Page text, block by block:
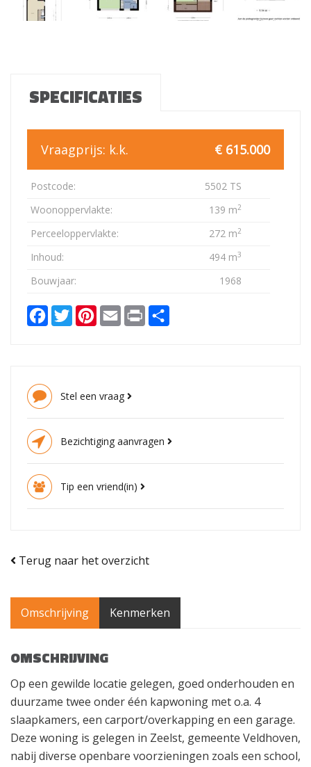
SPECIFICATIES
Vraagprijs: € 615.000
k.k.
Postcode:
5502 TS
Woonoppervlakte:
139 m2
Perceeloppervlakte: 272 m2
Inhoud: 494 m3
Bouwjaar: 1968
Facebook
TwitterPinterest
Email Print
Stel een vraag
Bezichtiging aanvragen
Tip een vriend(in)
Terug naar het overzicht
Omschrijving Kenmerken
OMSCHRIJVING
Op een gewilde locatie gelegen, goed onderhouden en
duurzame twee onder één kapwoning met o.a. 4
slaapkamers, een carport/overkapping en een garage.
Deze woning is gelegen in Zeelst, gemeente Veldhoven,
nabij diverse openbare voorzieningen zoals een school,